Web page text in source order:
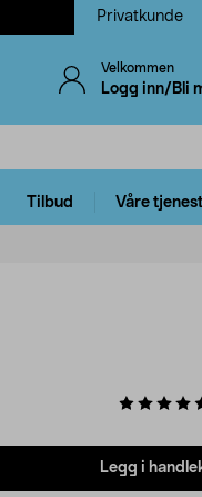
Privatkunde
Velkommen
Logg inn/Bli
Tilbud Våre
Legg i